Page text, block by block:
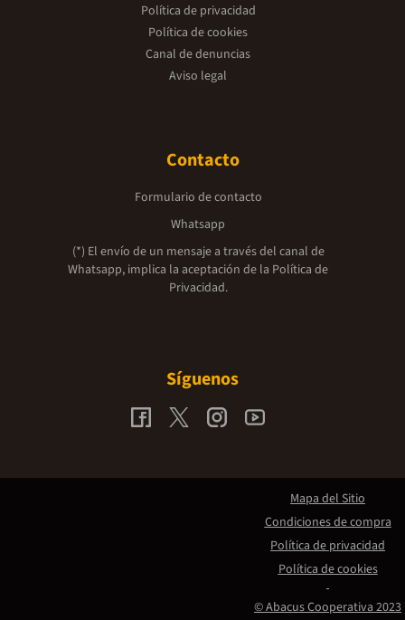
Política de privacidad
Política de cookies
Canal de denuncias
Aviso legal
Contacto
Formulario de contacto
Whatsapp
(*) El envío de un mensaje a través del canal de
Whatsapp, implica la aceptación de la Política de
Privacidad.
Síguenos
© Abacus Cooperativa 2023
Mapa del Sitio
Condiciones de compra
Política de privacidad
Política de cookies